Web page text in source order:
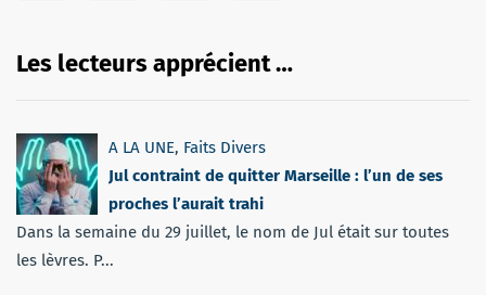
Les lecteurs apprécient …
A LA UNE, Faits Divers
Jul contraint de quitter Marseille : l’un de ses
proches l’aurait trahi
Dans la semaine du 29 juillet, le nom de Jul était sur toutes
les lèvres. P...